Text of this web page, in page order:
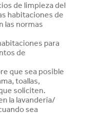
de limpieza del
habitaciones de
las normas
para
de
que sea posible
toallas,
soliciten.
la lavandería/
sea